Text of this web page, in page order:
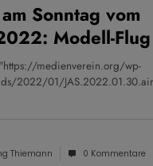
Sonntag vom
Modell-Flug
medienverein.org/wp-
2022/01/
Thiemann 0 Kommentare